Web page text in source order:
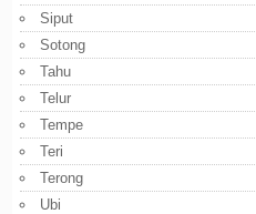
Siput
Sotong
Tahu
Telur
Tempe
Teri
Terong
Ubi